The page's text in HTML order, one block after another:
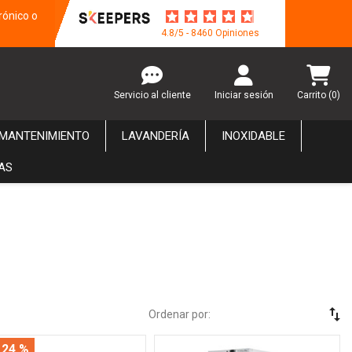
o
4.8/5 - 8460 Opiniones
Servicio al cliente Iniciar sesión Carrito (0)
LAVANDERÍA INOXIDABLE
Ordenar por: swap_vert